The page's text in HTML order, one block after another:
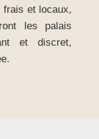
frais et locaux,
les palais
et discret,